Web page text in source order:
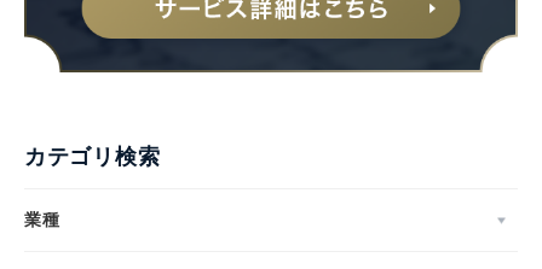
カテゴリ検索
業種